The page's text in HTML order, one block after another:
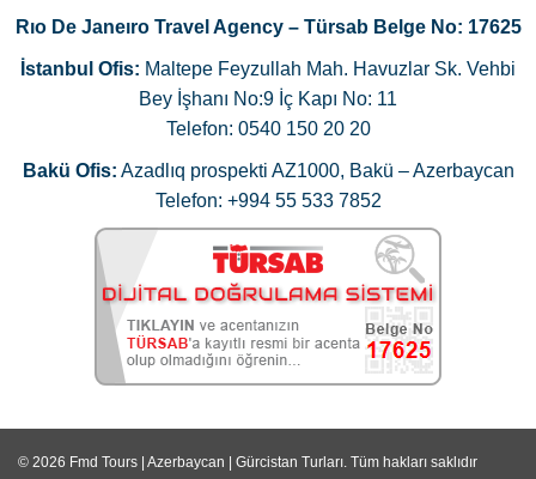
Rıo De Janeıro Travel Agency – Türsab Belge No: 17625
İstanbul Ofis: Maltepe Feyzullah Mah. Havuzlar Sk. Vehbi
Bey İşhanı No:9 İç Kapı No: 11
Telefon: 0540 150 20 20
Bakü Ofis: Azadlıq prospekti AZ1000, Bakü – Azerbaycan
Telefon: +994 55 533 7852
© 2026 Fmd Tours | Azerbaycan | Gürcistan Turları. Tüm hakları saklıdır